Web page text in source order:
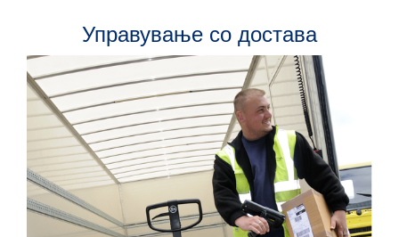
Управување со достава